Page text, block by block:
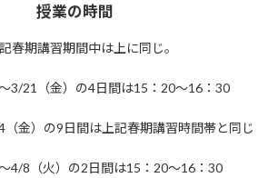
授業の時間
記春期講習期間中は上に同じ。
3/21（金）の4日間は15：20～16：30
金）の9日間は上記春期講習時間帯と同じ
4/8（火）の2日間は15：20～16：30